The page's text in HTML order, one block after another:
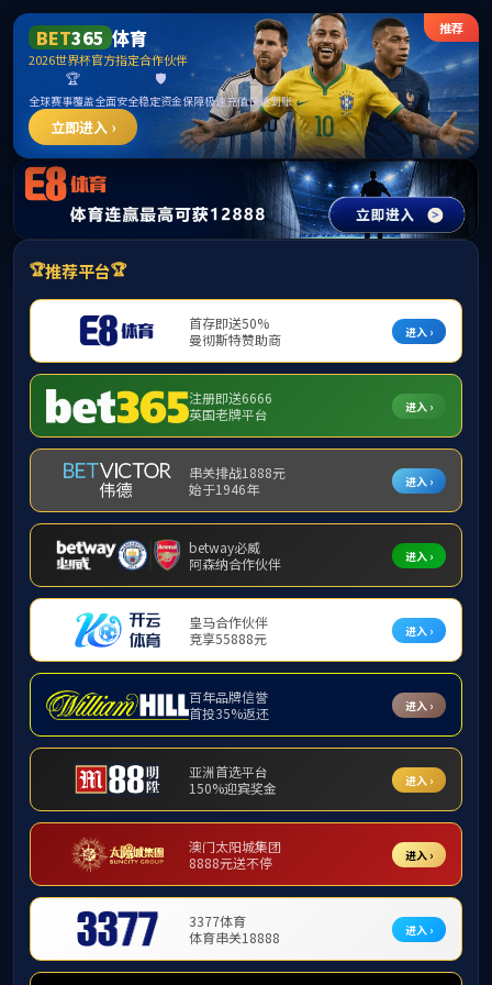
中国·必威(bw·西汉姆联)有限公司-Official
website
提示：访问地址无效，289/http:/314找不到对应的栏目！
首页 关闭此页